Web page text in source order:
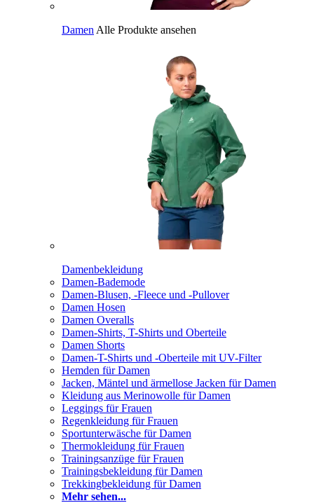
Damen Alle Produkte ansehen
Damenbekleidung
Damen-Bademode
Damen-Blusen, -Fleece und -Pullover
Damen Hosen
Damen Overalls
Damen-Shirts, T-Shirts und Oberteile
Damen Shorts
Damen-T-Shirts und -Oberteile mit UV-Filter
Hemden für Damen
Jacken, Mäntel und ärmellose Jacken für Damen
Kleidung aus Merinowolle für Damen
Leggings für Frauen
Regenkleidung für Frauen
Sportunterwäsche für Damen
Thermokleidung für Frauen
Trainingsanzüge für Frauen
Trainingsbekleidung für Damen
Trekkingbekleidung für Damen
Mehr sehen...